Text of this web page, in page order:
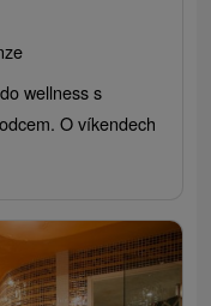
wellness s
O víkendech